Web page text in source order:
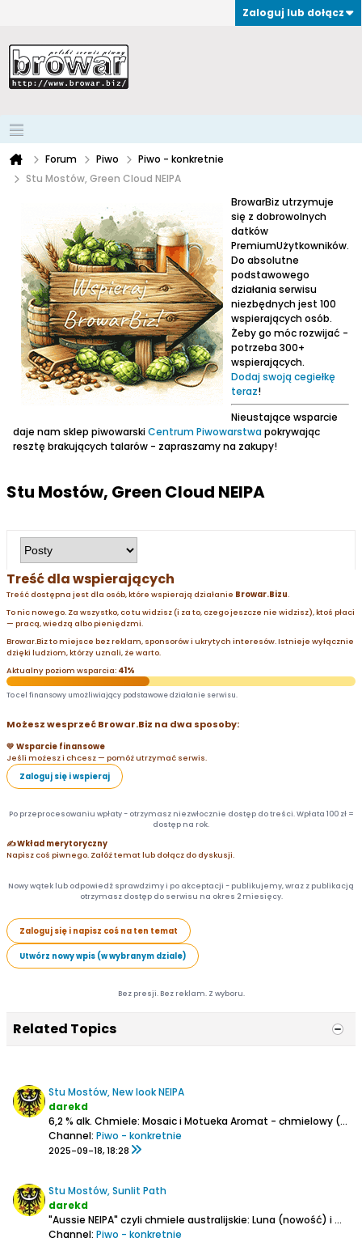
Zaloguj lub dołącz
Forum Piwo
Piwo - konkretnie
Stu Mostów, Green Cloud NEIPA
BrowarBiz utrzymuje
się z dobrowolnych
datków
PremiumUżytkowników.
Do absolutne
podstawowego
działania serwisu
niezbędnych jest 100
wspierających osób.
Żeby go móc rozwijać -
potrzeba 300+
wspierających.
Dodaj swoją cegiełkę
teraz!
Nieustające wsparcie
daje nam sklep piwowarskiCentrum Piwowarstwapokrywając
resztę brakujących talarów - zapraszamy na zakupy!
Stu Mostów, Green Cloud NEIPA
Treść dla wspierających
Treść dostępna jest dla osób, które wspierają działanie Browar.Bizu.
To nic nowego. Za wszystko, co tu widzisz (i za to, czego jeszcze nie widzisz), ktoś płaci
— pracą, wiedzą albo pieniędzmi.
Browar.Biz to miejsce bez reklam, sponsorów i ukrytych interesów. Istnieje wyłącznie
dzięki ludziom, którzy uznali, że warto.
Aktualny poziom wsparcia: 41%
To cel finansowy umożliwiający podstawowe działanie serwisu.
Możesz wesprzeć Browar.Biz na dwa sposoby:
💛 Wsparcie finansowe
Jeśli możesz i chcesz — pomóż utrzymać serwis.
Zaloguj się i wspieraj
Po przeprocesowaniu wpłaty - otrzymasz niezwłocznie dostęp do treści. Wpłata 100 zł =
dostęp na rok.
✍️ Wkład merytoryczny
Napisz coś piwnego. Załóż temat lub dołącz do dyskusji.
Nowy wątek lub odpowiedź sprawdzimy i po akceptacji - publikujemy, wraz z publikacją
otrzymasz dostęp do serwisu na okres 2 miesięcy.
Zaloguj się i napisz coś na ten temat
Utwórz nowy wpis (w wybranym dziale)
Bez presji. Bez reklam. Z wyboru.
Related Topics
Stu Mostów, New look NEIPA
darekd
6,2 % alk. Chmiele: Mosaic i MotuekaAromat - chmielowy (żywiczność, owoce tropikalne w kierunku mango)
Channel: Piwo - konkretnie
2025-09-18, 18:28
Stu Mostów, Sunlit Path
darekd
"Aussie NEIPA" czyli chmiele australijskie: Luna (nowość) i Galaxy
Channel: Piwo - konkretnie